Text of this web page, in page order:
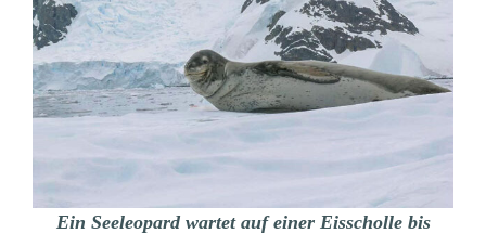
Ein Seeleopard wartet auf einer Eisscholle bis